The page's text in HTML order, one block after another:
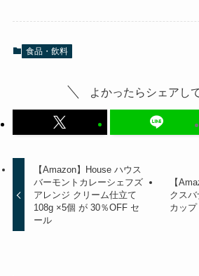
食品・飲料
よかったらシェアし
【Amazon】House ハウス
バーモントカレーシェフズ
アレンジ クリーム仕立て
108g ×5個 が 30％OFF セ
ール
【
クス
カッ